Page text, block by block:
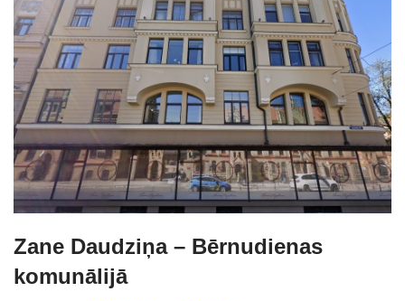
Zane Daudziņa – Bērnudienas
komunālijā